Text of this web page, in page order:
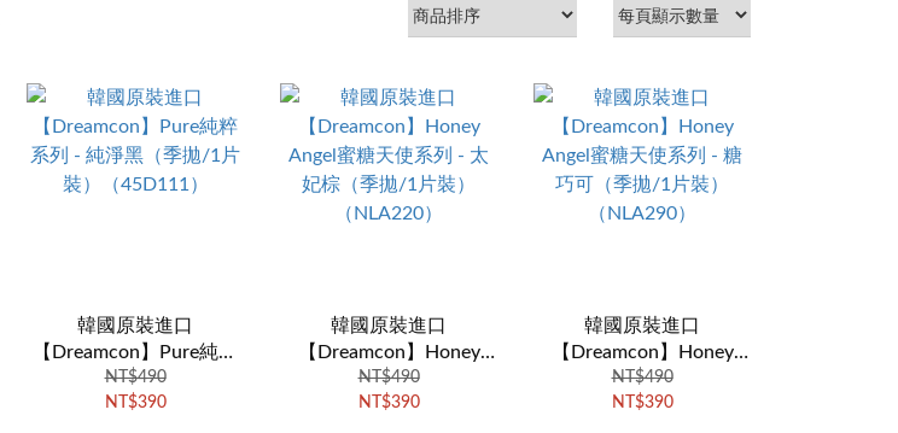
韓國原裝進口
【Dreamcon】Pure純粹
系列 - 純淨黑（季拋/1片
裝）（45D111）
NT$490
NT$390
韓國原裝進口
【Dreamcon】Honey
Angel蜜糖天使系列 - 太
妃棕（季拋/1片裝）
NT$490
NT$390
韓國原裝進口
【Dreamcon】Honey
Angel蜜糖天使系列 - 糖
巧可（季拋/1片裝）
NT$490
NT$390